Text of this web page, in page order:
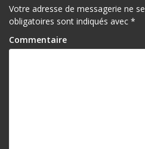
Votre adresse de messagerie ne
obligatoires sont indiqués avec *
Commentaire